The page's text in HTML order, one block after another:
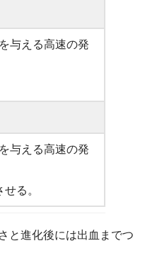
与える高速の発
与える高速の発
る。
と進化後には出血までつ